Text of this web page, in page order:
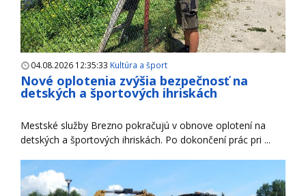
04.08.2026 12:35:33 Kultúra a šport
Nové oplotenia zvýšia bezpečnosť na
detských a športových ihriskách
Mestské služby Brezno pokračujú v obnove oplotení na
detských a športových ihriskách. Po dokončení prác pri ...